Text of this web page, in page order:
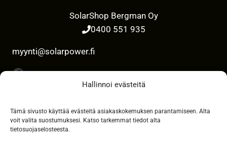
Hallinnoi evästeitä
Tämä sivusto käyttää evästeitä asiakaskokemuksen parantamiseen. Alta
voit valita suostumuksesi. Katso tarkemmat tiedot alta
tietosuojaselosteesta.
SolarShop Bergman Oy
0400 551 935
myynti@solarpower.fi
Facebook
Maksutavat